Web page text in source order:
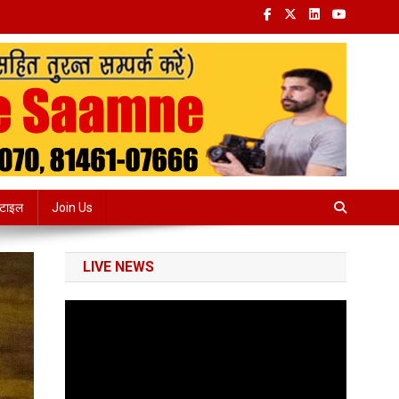
Join Us
LIVE NEWS